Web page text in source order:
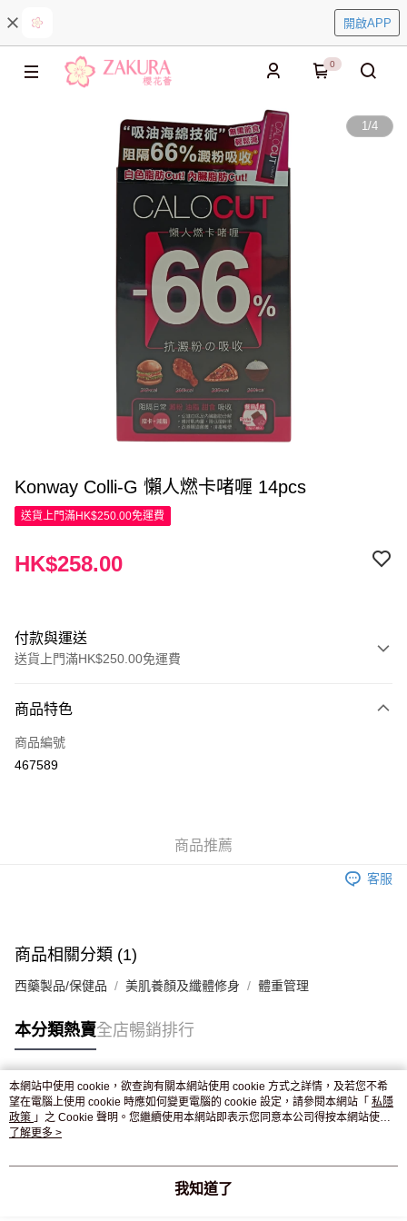
開啟APP
0
1/4
Konway Colli-G 懶人燃卡啫喱 14pcs
送貨上門滿HK$250.00免運費
HK$258.00
付款與運送
送貨上門滿HK$250.00免運費
信用卡
Apple Pay
商品特色
商品編號
467589
商品推薦
客服
商品相關分類 (1)
西藥製品/保健品 美肌養顏及纖體修身 體重管理
本分類熱賣全店暢銷排行
熱門標籤
熱銷排行
本網站中使用 cookie，欲查詢有關本網站使用 cookie 方式之詳情，及若您不希
望在電腦上使用 cookie 時應如何變更電腦的 cookie 設定，請參閱本網站「 私隱
政策 」之 Cookie 聲明。您繼續使用本網站即表示您同意本公司得按本網站使用
條款之 Cookie 聲明使用 cookie。
了解更多 >
我知道了